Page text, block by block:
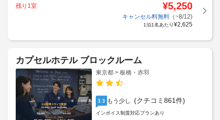
残り1室
¥5,250
キャンセル料無料（~8/12)
1泊1名あたり¥2,625
カプセルホテル ブロックルーム
東京都 > 板橋・赤羽
3.3 もう少し (クチコミ861件)
インボイス制度対応プランあり